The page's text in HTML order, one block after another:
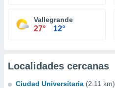
Vallegrande
27° 12°
Localidades cercanas
Ciudad Universitaria (2.11 km)